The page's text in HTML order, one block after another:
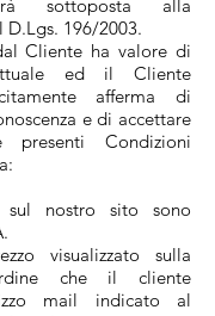
sottoposta alla
196/2003.
Cliente ha valore di
ed il Cliente
afferma di
e di accettare
presenti Condizioni
nostro sito sono
visualizzato sulla
che il cliente
mail indicato al